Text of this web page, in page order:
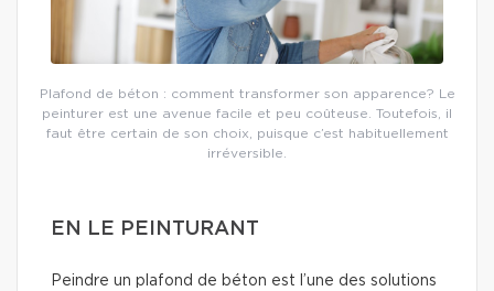
Plafond de béton : comment transformer son apparence? Le
peinturer est une avenue facile et peu coûteuse. Toutefois, il
faut être certain de son choix, puisque c’est habituellement
irréversible.
EN LE PEINTURANT
Peindre un plafond de béton est l’une des solutions